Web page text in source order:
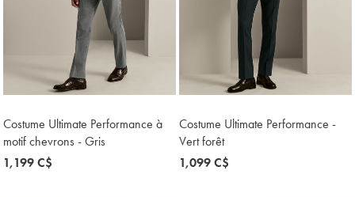
Costume Ultimate Performance à
motif chevrons - Gris
now
1,199 C$
Costume Ultimate Performance -
Vert forêt
now
1,099 C$